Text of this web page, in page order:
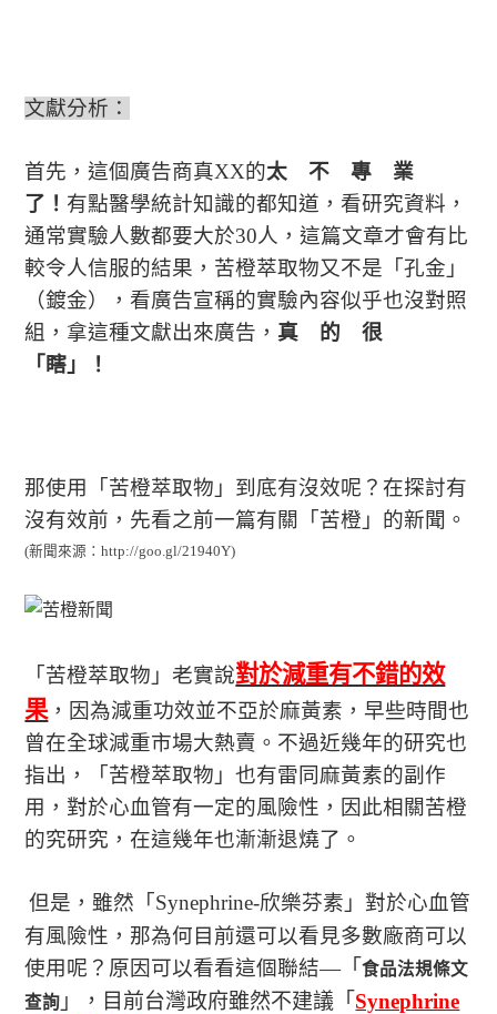
文獻分析：
首先，這個廣告商真XX的太 不 專 業
了！ 有點醫學統計知識的都知道，看研究資料，
通常實驗人數都要大於30人，這篇文章才會有比
較令人信服的結果，苦橙萃取物又不是「孔金」
（鍍金），看廣告宣稱的實驗內容似乎也沒對照
組，拿這種文獻出來廣告， 真 的 很
「瞎」！
那使用「 苦橙萃取物 」到底有沒效呢？在探討有
沒有效前，先看之前一篇有關「苦橙」的新聞。
(新聞來源：http://goo.gl/21940Y)
「 苦橙萃取物 」老實說對於減重有不錯的效
果 ，因為減重功效並不亞於麻黃素，早些時間也
曾在全球減重市場大熱賣。不過近幾年的研究也
指出，「 苦橙萃取物 」也有雷同麻黃素的副作
用，對於心血管有一定的風險性，因此相關苦橙
的究研究，在這幾年也漸漸退燒了。
但是，雖然 「Synephrine-欣樂芬素 」對於心血管
有風險性，那為何目前還可以看見多數廠商可以
使用呢？原因可以看看這個聯結—「食品法規條文
查詢 」，目前台灣政府雖然不建議 「 Synephrine